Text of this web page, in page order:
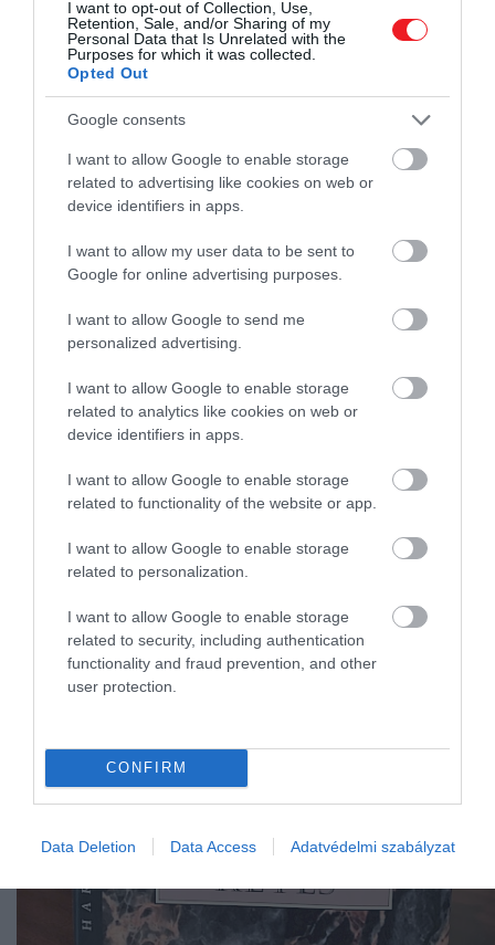
I want to opt-out of Collection, Use,
Retention, Sale, and/or Sharing of my
Personal Data that Is Unrelated with the
Purposes for which it was collected.
Opted Out
Google consents
I want to allow Google to enable storage
related to advertising like cookies on web or
device identifiers in apps.
I want to allow my user data to be sent to
Google for online advertising purposes.
I want to allow Google to send me
personalized advertising.
I want to allow Google to enable storage
related to analytics like cookies on web or
device identifiers in apps.
I want to allow Google to enable storage
related to functionality of the website or app.
I want to allow Google to enable storage
related to personalization.
I want to allow Google to enable storage
related to security, including authentication
functionality and fraud prevention, and other
user protection.
CONFIRM
Data Deletion Data Access Adatvédelmi szabályzat
dolgok történnek, még egy nap kiderül, hogy ő maga
varázsló és felvételt nyert egy mágikus iskolába. Harry
szembenéz szülei fájdalmas tragédiájával és barátaival
rettegésben tartja a varázsvilágot.
Figyelmedbe ajánlom!
Steven Spielberg több mint 40 éve
a jogait
5. Daniel Keyes – Virágot Algernonnak